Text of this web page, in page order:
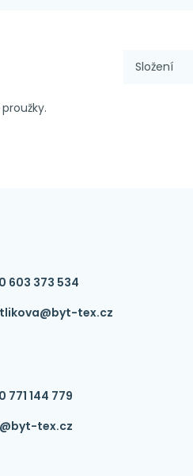
Složení
603 373 534
tex.cz
771 144 779
tex.cz